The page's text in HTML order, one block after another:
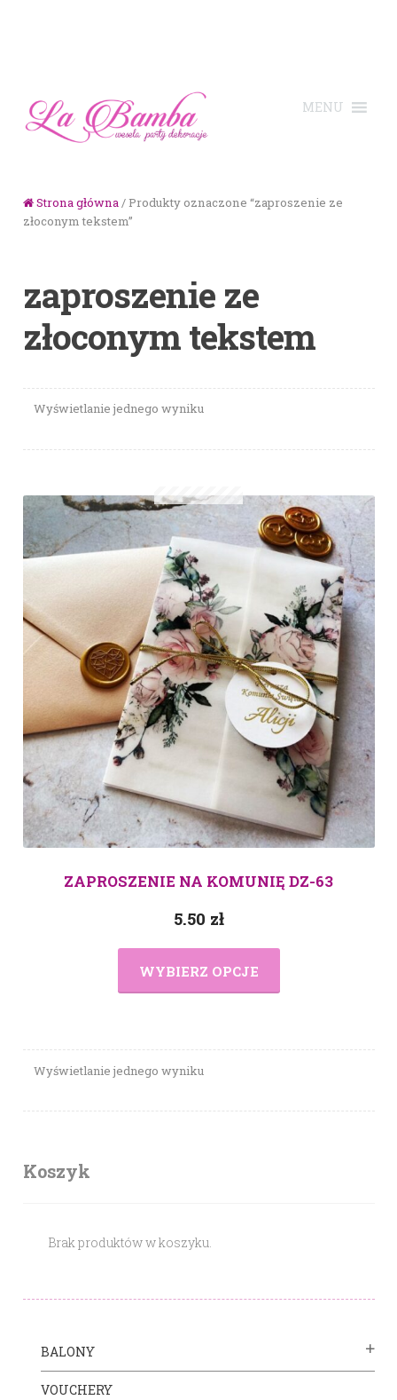
Strona główna/ Produkty oznaczone “zaproszenie ze
złoconym tekstem”
zaproszenie ze
złoconym tekstem
Wyświetlanie jednego wyniku
ZAPROSZENIE NA KOMUNIĘ DZ-63
5.50 zł
WYBIERZ OPCJE
Wyświetlanie jednego wyniku
Koszyk
Brak produktów w koszyku.
BALONY
VOUCHERY